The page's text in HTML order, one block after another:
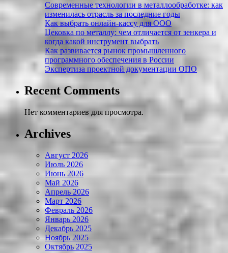
Современные технологии в металлообработке: как
изменилась отрасль за последние годы
Как выбрать онлайн-кассу для ООО
Цековка по металлу: чем отличается от зенкера и
когда какой инструмент выбрать
Как развивается рынок промышленного
программного обеспечения в России
Экспертиза проектной документации ОПО
Recent Comments
Нет комментариев для просмотра.
Archives
Август 2026
Июль 2026
Июнь 2026
Май 2026
Апрель 2026
Март 2026
Февраль 2026
Январь 2026
Декабрь 2025
Ноябрь 2025
Октябрь 2025